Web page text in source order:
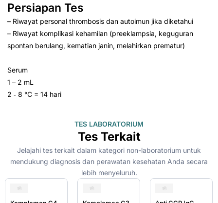
Persiapan Tes
– Riwayat personal thrombosis dan autoimun jika diketahui
– Riwayat komplikasi kehamilan (preeklampsia, keguguran
spontan berulang, kematian janin, melahirkan prematur)
Serum
1 – 2 mL
2 ‑ 8 °C = 14 hari
TES LABORATORIUM
Tes Terkait
Jelajahi tes terkait dalam kategori non-laboratorium untuk
mendukung diagnosis dan perawatan kesehatan Anda secara
lebih menyeluruh.